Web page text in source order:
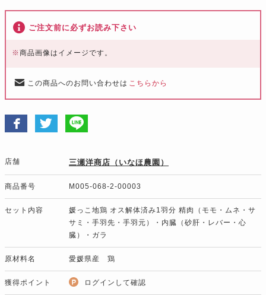
ご注文前に必ずお読み下さい
※商品画像はイメージです。
この商品へのお問い合わせは こちらから
店舗 三瀬洋商店（いなほ農園）
商品番号 M005-068-2-00003
セット内容
媛っこ地鶏 オス解体済み1羽分 精肉（モモ・ムネ・サ
サミ・手羽先・手羽元）・内臓（砂肝・レバー・心
臓）・ガラ
原材料名 愛媛県産 鶏
獲得ポイント ログインして確認